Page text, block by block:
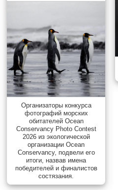
Организаторы конкурса
фотографий морских
обитателей Ocean
Conservancy Photo Contest
2026 из экологической
организации Ocean
Conservancy, подвели его
итоги, назвав имена
победителей и финалистов
состязания.